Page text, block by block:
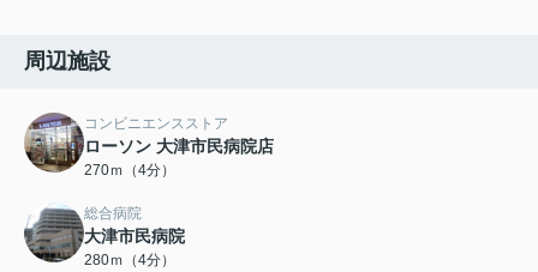
周辺施設
コンビニエンスストア
ローソン 大津市民病院店
270ｍ（4分）
総合病院
大津市民病院
280ｍ（4分）